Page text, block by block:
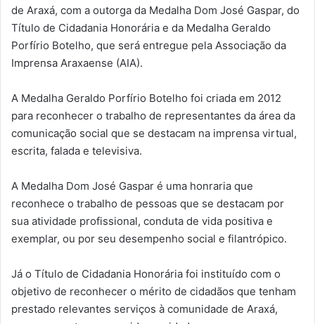
de Araxá, com a outorga da Medalha Dom José Gaspar, do
Título de Cidadania Honorária e da Medalha Geraldo
Porfírio Botelho, que será entregue pela Associação da
Imprensa Araxaense (AIA).
A Medalha Geraldo Porfírio Botelho foi criada em 2012
para reconhecer o trabalho de representantes da área da
comunicação social que se destacam na imprensa virtual,
escrita, falada e televisiva.
A Medalha Dom José Gaspar é uma honraria que
reconhece o trabalho de pessoas que se destacam por
sua atividade profissional, conduta de vida positiva e
exemplar, ou por seu desempenho social e filantrópico.
Já o Título de Cidadania Honorária foi instituído com o
objetivo de reconhecer o mérito de cidadãos que tenham
prestado relevantes serviços à comunidade de Araxá,